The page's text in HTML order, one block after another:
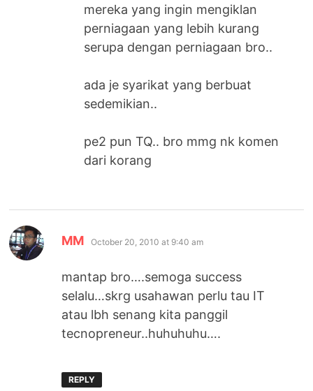
mereka yang ingin mengiklan
perniagaan yang lebih kurang
serupa dengan perniagaan bro..
ada je syarikat yang berbuat
sedemikian..
pe2 pun TQ.. bro mmg nk komen
dari korang
MM says:
October 20, 2010 at 9:40 am
mantap bro….semoga success
selalu…skrg usahawan perlu tau IT
atau lbh senang kita panggil
tecnopreneur..huhuhuhu….
REPLY